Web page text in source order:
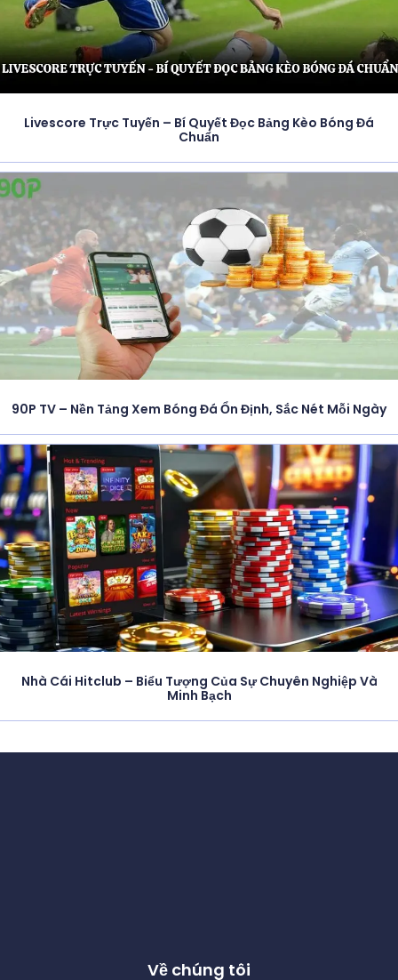
Livescore Trực Tuyến – Bí Quyết Đọc Bảng Kèo Bóng Đá
Chuẩn
90P TV – Nền Tảng Xem Bóng Đá Ổn Định, Sắc Nét Mỗi Ngày
Nhà Cái Hitclub – Biểu Tượng Của Sự Chuyên Nghiệp Và
Minh Bạch
Về chúng tôi